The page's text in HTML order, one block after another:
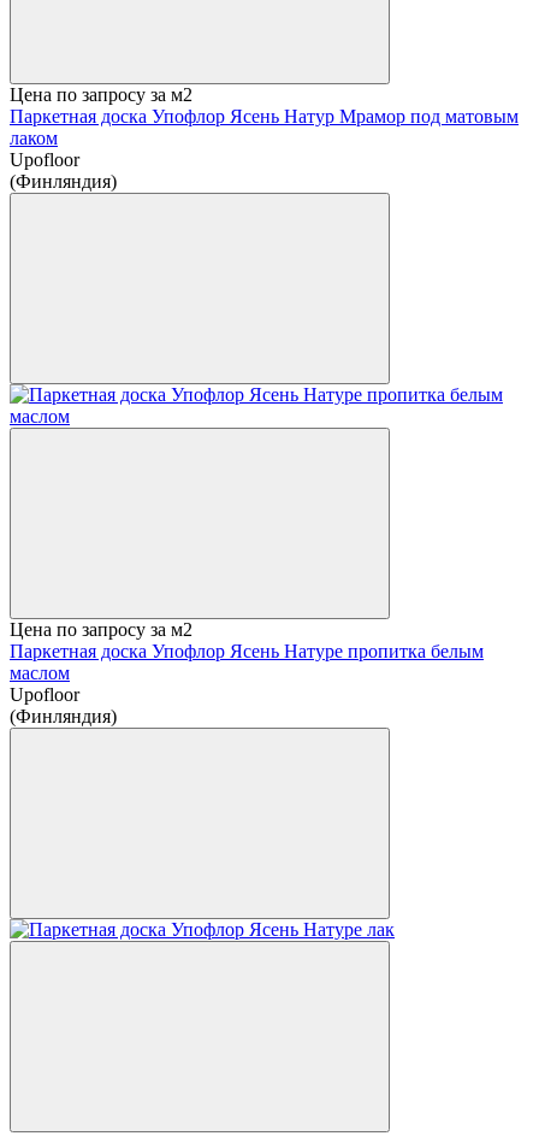
Цена по запросу за м2
Паркетная доска Упофлор Ясень Натур Мрамор под матовым
лаком
Upofloor
(Финляндия)
Цена по запросу за м2
Паркетная доска Упофлор Ясень Натуре пропитка белым
маслом
Upofloor
(Финляндия)